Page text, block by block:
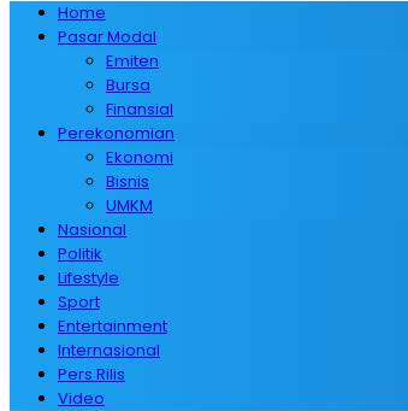
Home
Pasar Modal
Emiten
Bursa
Finansial
Perekonomian
Ekonomi
Bisnis
UMKM
Nasional
Politik
Lifestyle
Sport
Entertainment
Internasional
Pers Rilis
Video